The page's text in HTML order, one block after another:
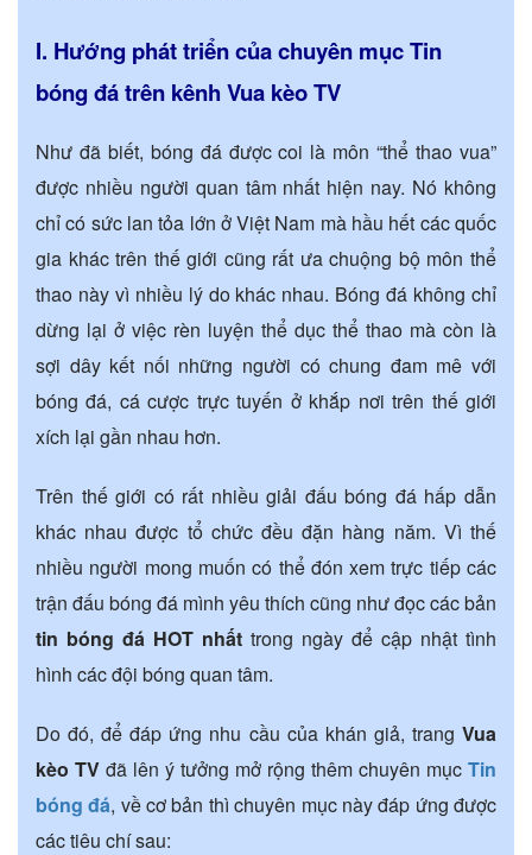
I. Hướng phát triển của chuyên mục Tin
bóng đá trên kênh Vua kèo TV
Như đã biết, bóng đá được coi là môn “thể thao vua”
được nhiều người quan tâm nhất hiện nay. Nó không
chỉ có sức lan tỏa lớn ở Việt Nam mà hầu hết các quốc
gia khác trên thế giới cũng rất ưa chuộng bộ môn thể
thao này vì nhiều lý do khác nhau. Bóng đá không chỉ
dừng lại ở việc rèn luyện thể dục thể thao mà còn là
sợi dây kết nối những người có chung đam mê với
bóng đá, cá cược trực tuyến ở khắp nơi trên thế giới
xích lại gần nhau hơn.
Trên thế giới có rất nhiều giải đấu bóng đá hấp dẫn
khác nhau được tổ chức đều đặn hàng năm. Vì thế
nhiều người mong muốn có thể đón xem trực tiếp các
trận đấu bóng đá mình yêu thích cũng như đọc các bản
tin bóng đá HOT nhất trong ngày để cập nhật tình
hình các đội bóng quan tâm.
Do đó, để đáp ứng nhu cầu của khán giả, trang Vua
kèo TV đã lên ý tưởng mở rộng thêm chuyên mục Tin
bóng đá, về cơ bản thì chuyên mục này đáp ứng được
các tiêu chí sau: